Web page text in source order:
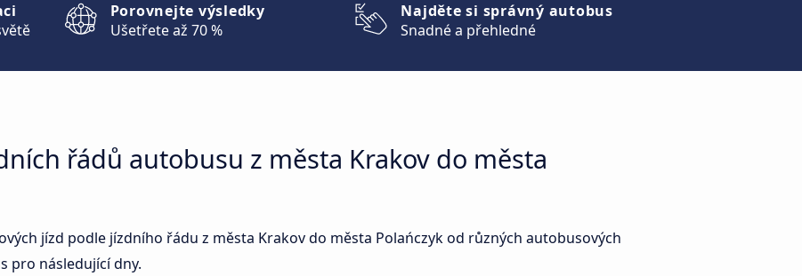
Porovnejte výsledky
Ušetřete až 70 %
Najděte si správný autobus
Snadné a přehledné
řádů autobusu z města Krakov do města
jízd podle jízdního řádu z města Krakov do města Polańczyk od různých autobusových
pro následující dny.